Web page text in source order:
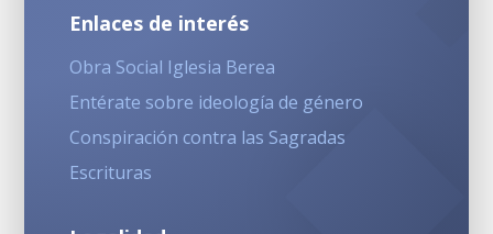
Enlaces de interés
Obra Social Iglesia Berea
Entérate sobre ideología de género
Conspiración contra las Sagradas
Escrituras